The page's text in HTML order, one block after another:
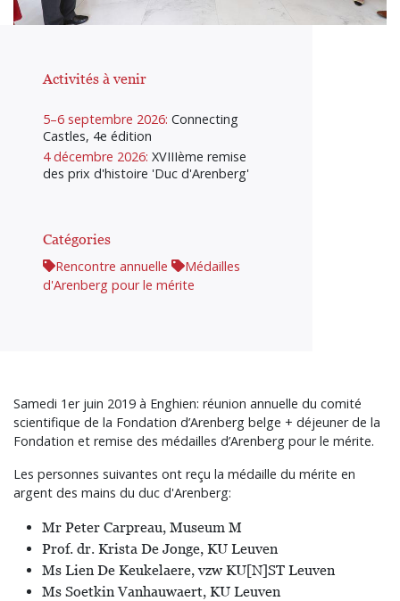
Activités à venir
5–6 septembre 2026: Connecting
Castles, 4e édition
4 décembre 2026: XVIIIème remise
des prix d'histoire 'Duc d'Arenberg'
Catégories
Rencontre annuelle
Médailles
d'Arenberg pour le mérite
Samedi 1er juin 2019 à Enghien: réunion annuelle du comité
scientifique de la Fondation d’Arenberg belge + déjeuner de la
Fondation et remise des médailles d’Arenberg pour le mérite.
Les personnes suivantes ont reçu la médaille du mérite en
argent des mains du duc d'Arenberg:
Mr Peter Carpreau, Museum M
Prof. dr. Krista De Jonge, KU Leuven
Ms Lien De Keukelaere, vzw KU[N]ST Leuven
Ms Soetkin Vanhauwaert, KU Leuven